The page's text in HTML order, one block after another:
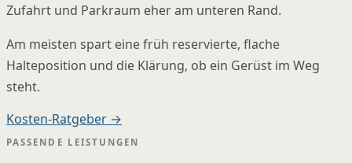
Zufahrt und Parkraum eher am unteren Rand.
Am meisten spart eine früh reservierte, flache
Halteposition und die Klärung, ob ein Gerüst im Weg
steht.
Kosten-Ratgeber →
PASSENDE LEISTUNGEN